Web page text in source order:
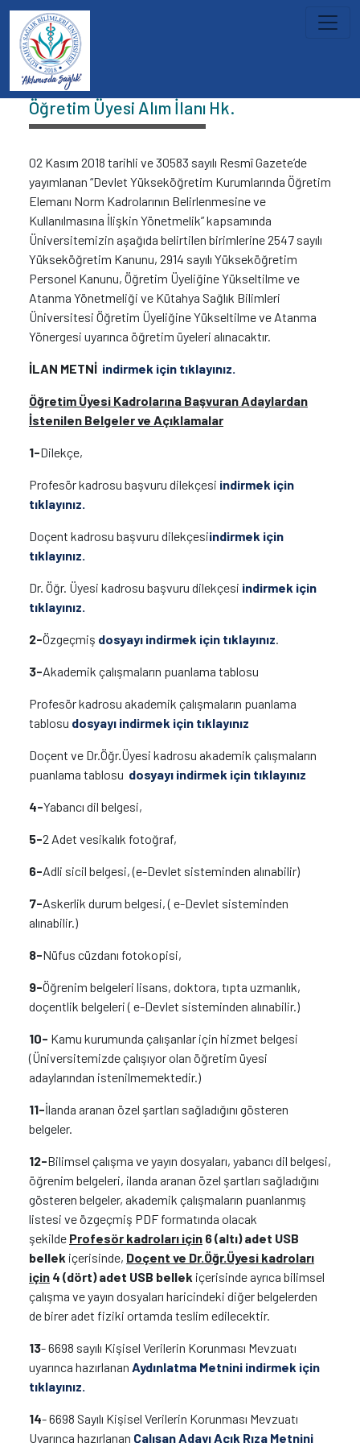
İçeriğe atla
Duyurular
Öğretim Üyesi Alım İlanı Hk.
02 Kasım 2018 tarihli ve 30583 sayılı Resmî Gazete’de
yayımlanan “Devlet Yükseköğretim Kurumlarında Öğretim
Elemanı Norm Kadrolarının Belirlenmesine ve
Kullanılmasına İlişkin Yönetmelik” kapsamında
Üniversitemizin aşağıda belirtilen birimlerine 2547 sayılı
Yükseköğretim Kanunu, 2914 sayılı Yükseköğretim
Personel Kanunu, Öğretim Üyeliğine Yükseltilme ve
Atanma Yönetmeliği ve Kütahya Sağlık Bilimleri
Üniversitesi Öğretim Üyeliğine Yükseltilme ve Atanma
Yönergesi uyarınca öğretim üyeleri alınacaktır.
İLAN METNİ indirmek için tıklayınız.
Öğretim Üyesi Kadrolarına Başvuran Adaylardan
İstenilen Belgeler ve Açıklamalar
1-Dilekçe,
Profesör kadrosu başvuru dilekçesi indirmek için
tıklayınız.
Doçent kadrosu başvuru dilekçesiindirmek için
tıklayınız.
Dr. Öğr. Üyesi kadrosu başvuru dilekçesi indirmek için
tıklayınız.
2-Özgeçmiş dosyayı indirmek için tıklayınız.
3-Akademik çalışmaların puanlama tablosu
Profesör kadrosu akademik çalışmaların puanlama
tablosu dosyayı indirmek için tıklayınız
Doçent ve Dr.Öğr.Üyesi kadrosu akademik çalışmaların
puanlama tablosu dosyayı indirmek için tıklayınız
4-Yabancı dil belgesi,
5-2 Adet vesikalık fotoğraf,
6-Adli sicil belgesi, (e-Devlet sisteminden alınabilir)
7-Askerlik durum belgesi, ( e-Devlet sisteminden
alınabilir.)
8-Nüfus cüzdanı fotokopisi,
9-Öğrenim belgeleri lisans, doktora, tıpta uzmanlık,
doçentlik belgeleri ( e-Devlet sisteminden alınabilir.)
10- Kamu kurumunda çalışanlar için hizmet belgesi
(Üniversitemizde çalışıyor olan öğretim üyesi
adaylarından istenilmemektedir.)
11-İlanda aranan özel şartları sağladığını gösteren
belgeler.
12-Bilimsel çalışma ve yayın dosyaları, yabancı dil belgesi,
öğrenim belgeleri, ilanda aranan özel şartları sağladığını
gösteren belgeler, akademik çalışmaların puanlanmış
listesi ve özgeçmiş PDF formatında olacak
şekilde Profesör kadroları için 6 (altı) adet USB
bellek içerisinde, Doçent ve Dr.Öğr.Üyesi kadroları
için 4 (dört) adet USB bellek içerisinde ayrıca bilimsel
çalışma ve yayın dosyaları haricindeki diğer belgelerden
de birer adet fiziki ortamda teslim edilecektir.
13- 6698 sayılı Kişisel Verilerin Korunması Mevzuatı
uyarınca hazırlanan Aydınlatma Metnini indirmek için
tıklayınız.
14- 6698 Sayılı Kişisel Verilerin Korunması Mevzuatı
Uyarınca hazırlanan Çalışan Adayı Açık Rıza Metnini